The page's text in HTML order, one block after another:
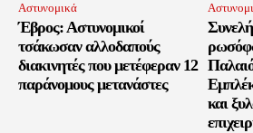
Αστυνομικά
Έβρος: Αστυνομικοί
τσάκωσαν αλλοδαπούς
διακινητές που μετέφεραν 12
παράνομους μετανάστες
και